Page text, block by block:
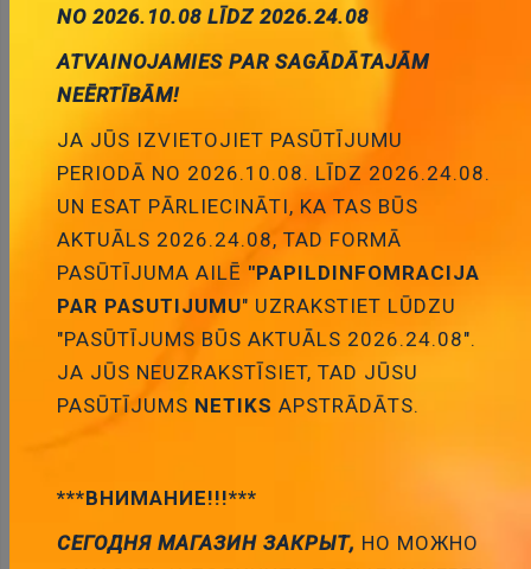
2SK2148 Tranzistors N-FET, 600V, 12A, 80W,
Cena:3.77 €
00009392 Artikuls:
Noliktavas stāvoklis:
0
Daudzums:
Pievienot grozam
APRAKSTS
NO 2026.10.08 LĪDZ 2026.24.08
ATVAINOJAMIES PAR SAGĀDĀTAJĀM
NEĒRTĪBĀM!
JA JŪS IZVIETOJIET PASŪTĪJUMU
PERIODĀ NO 2026.10.08. LĪDZ 2026.24.08.
UN ESAT PĀRLIECINĀTI, KA TAS BŪS
AKTUĀLS 2026.24.08, TAD FORMĀ
PASŪTĪJUMA AILĒ "PAPILDINFOMRACIJA
PAR PASUTIJUMU" UZRAKSTIET LŪDZU
"PASŪTĪJUMS BŪS AKTUĀLS 2026.24.08".
JA JŪS NEUZRAKSTĪSIET, TAD JŪSU
PASŪTĪJUMS NETIKS APSTRĀDĀTS.
***ВНИМАНИЕ!!!***
СЕГОДНЯ МАГАЗИН ЗАКРЫТ, НО МОЖНО